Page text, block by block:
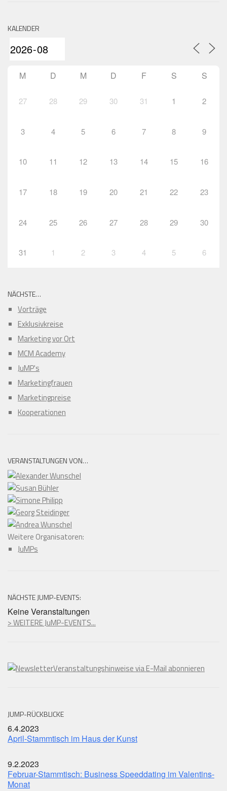
KALENDER
M D M D F S S
27 28 29 30 31 1 2
3 4 5 6 7 8 9
10 11 12 13 14 15 16
17 18 19 20 21 22 23
24 25 26 27 28 29 30
31 1 2 3 4 5 6
NÄCHSTE…
Vorträge
Exklusivkreise
Marketing vor Ort
MCM Academy
JuMP's
Marketingfrauen
Marketingpreise
Kooperationen
VERANSTALTUNGEN VON…
Weitere Organisatoren:
JuMPs
NÄCHSTE JUMP-EVENTS:
Keine Veranstaltungen
> WEITERE JuMP-EVENTS...
Veranstaltungshinweise via E-Mail abonnieren
JUMP-RÜCKBLICKE
6.4.2023
April-Stammtisch im Haus der Kunst
9.2.2023
Februar-Stammtisch: Business Speeddating im Valentins-
Monat